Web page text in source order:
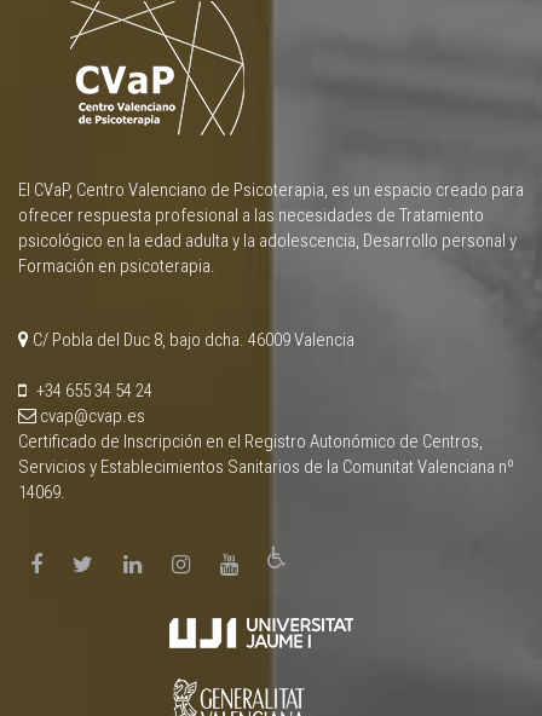
El CVaP, Centro Valenciano de Psicoterapia, es un espacio creado para
ofrecer respuesta profesional a las necesidades de Tratamiento
psicológico en la edad adulta y la adolescencia, Desarrollo personal y
Formación en psicoterapia.
C/ Pobla del Duc 8, bajo dcha. 46009 Valencia
+34 655 34 54 24
cvap@cvap.es
Certificado de Inscripción en el Registro Autonómico de Centros,
Servicios y Establecimientos Sanitarios de la Comunitat Valenciana nº
14069.